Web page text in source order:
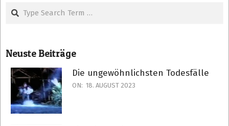
Search
Neuste Beiträge
Die ungewöhnlichsten Todesfälle
ON: 18. AUGUST 2023